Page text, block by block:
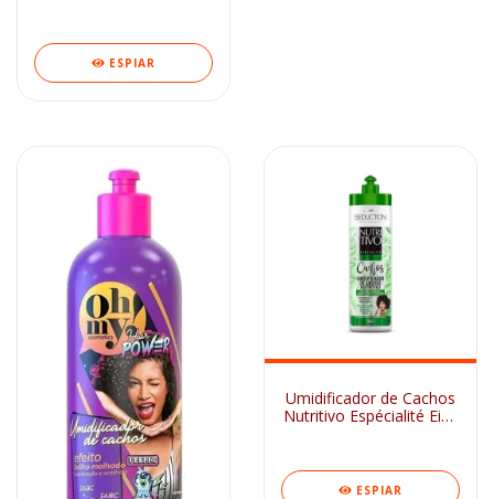
ESPIAR
Umidificador de Cachos
Nutritivo Espécialité Eico
ESPIAR